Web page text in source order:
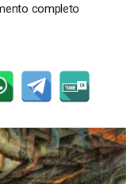
completo